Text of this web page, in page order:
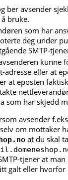
ber avsender
bruke.
som har
deg under
SMTP-
kunne
adresse eller at
at eposten
som har skjedd
avsender
om mottaker
at du skal
tjener at
galt eller